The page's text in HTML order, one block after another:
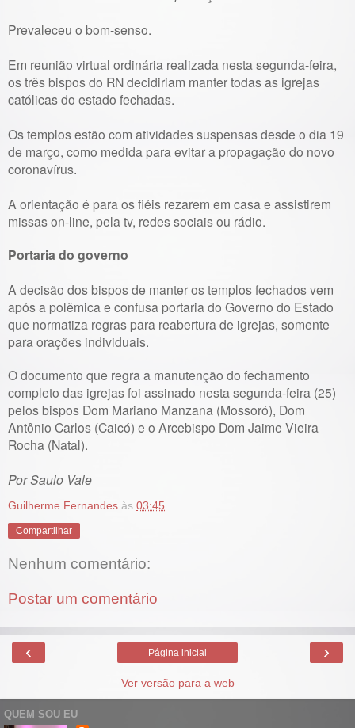
Prevaleceu o bom-senso.
Em reunião virtual ordinária realizada nesta segunda-feira,
os três bispos do RN decidiriam manter todas as igrejas
católicas do estado fechadas.
Os templos estão com atividades suspensas desde o dia 19
de março, como medida para evitar a propagação do novo
coronavírus.
A orientação é para os fiéis rezarem em casa e assistirem
missas on-line, pela tv, redes sociais ou rádio.
Portaria do governo
A decisão dos bispos de manter os templos fechados vem
após a polêmica e confusa portaria do Governo do Estado
que normatiza regras para reabertura de igrejas, somente
para orações individuais.
O documento que regra a manutenção do fechamento
completo das igrejas foi assinado nesta segunda-feira (25)
pelos bispos Dom Mariano Manzana (Mossoró), Dom
Antônio Carlos (Caicó) e o Arcebispo Dom Jaime Vieira
Rocha (Natal).
Por Saulo Vale
Guilherme Fernandes às 03:45
Compartilhar
Nenhum comentário:
Postar um comentário
‹ ›
Página inicial
Ver versão para a web
QUEM SOU EU